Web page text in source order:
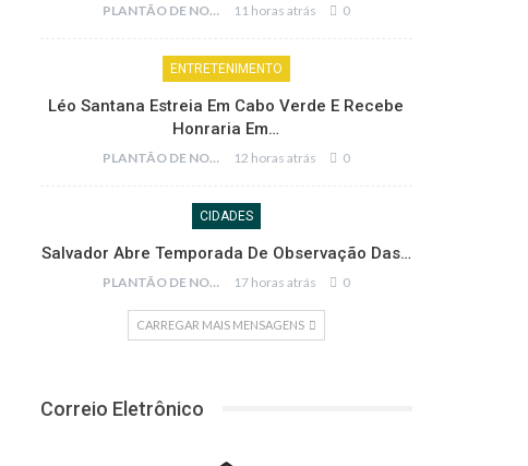
PLANTÃO DE NOTÍCIAS 11 horas atrás 0
ENTRETENIMENTO
Léo Santana Estreia Em Cabo Verde E Recebe
Honraria Em…
PLANTÃO DE NOTÍCIAS 12 horas atrás 0
CIDADES
Salvador Abre Temporada De Observação Das…
PLANTÃO DE NOTÍCIAS 17 horas atrás 0
CARREGAR MAIS MENSAGENS
Correio Eletrônico